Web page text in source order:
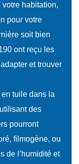
habitation,
pour votre
soit bien
ont reçu les
et trouver
en tuile dans la
des
pourront
filmogène, ou
de l’humidité et